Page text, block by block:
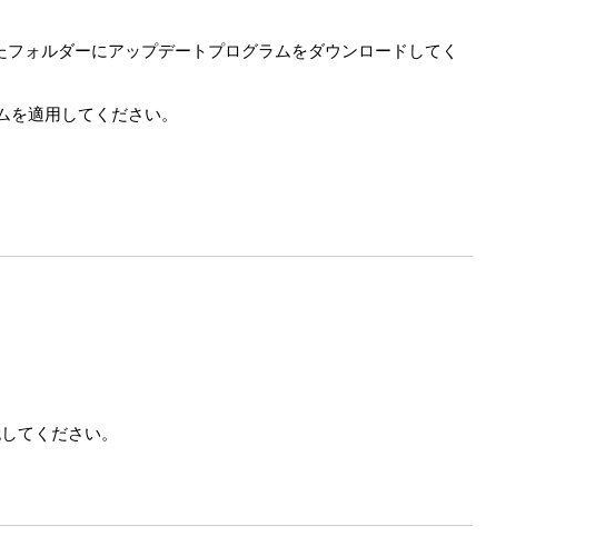
ォルダーにアップデートプログラムをダウンロードしてく
を適用してください。
てください。